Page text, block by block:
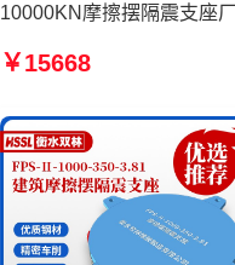
10000KN摩擦摆隔震支座
座-15.0ZX支座的源头工厂
￥15668